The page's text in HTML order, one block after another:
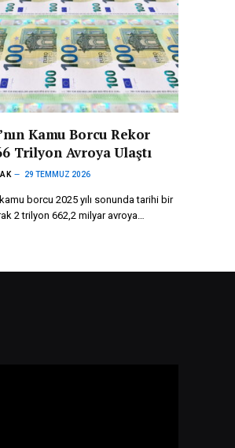
Kamu Borcu Rekor
Trilyon Avroya Ulaştı
29 TEMMUZ 2026
kamu borcu 2025 yılı sonunda tarihi bir
2 trilyon 662,2 milyar avroya…